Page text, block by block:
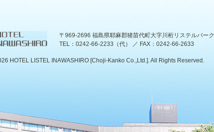
〒969-2696 福島県耶麻郡猪苗代町大字川桁リステルパーク
TEL：0242-66-2233（代） ／ FAX：0242-66-2633
HOTEL LISTEL INAWASHIRO [Choji-Kanko Co.,Ltd.]. All Rights Reserved.